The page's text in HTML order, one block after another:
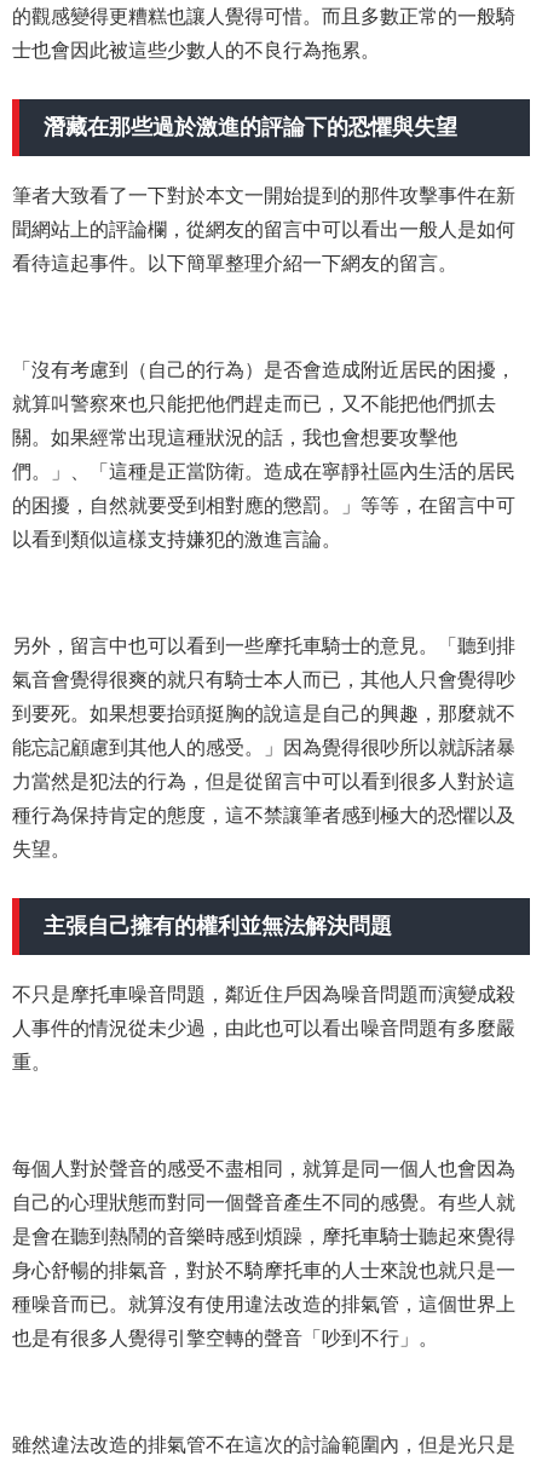
的觀感變得更糟糕也讓人覺得可惜。而且多數正常的一般騎
士也會因此被這些少數人的不良行為拖累。
潛藏在那些過於激進的評論下的恐懼與失望
筆者大致看了一下對於本文一開始提到的那件攻擊事件在新
聞網站上的評論欄，從網友的留言中可以看出一般人是如何
看待這起事件。以下簡單整理介紹一下網友的留言。
「沒有考慮到（自己的行為）是否會造成附近居民的困擾，
就算叫警察來也只能把他們趕走而已，又不能把他們抓去
關。如果經常出現這種狀況的話，我也會想要攻擊他
們。」、「這種是正當防衛。造成在寧靜社區內生活的居民
的困擾，自然就要受到相對應的懲罰。」等等，在留言中可
以看到類似這樣支持嫌犯的激進言論。
另外，留言中也可以看到一些摩托車騎士的意見。「聽到排
氣音會覺得很爽的就只有騎士本人而已，其他人只會覺得吵
到要死。如果想要抬頭挺胸的說這是自己的興趣，那麼就不
能忘記顧慮到其他人的感受。」因為覺得很吵所以就訴諸暴
力當然是犯法的行為，但是從留言中可以看到很多人對於這
種行為保持肯定的態度，這不禁讓筆者感到極大的恐懼以及
失望。
主張自己擁有的權利並無法解決問題
不只是摩托車噪音問題，鄰近住戶因為噪音問題而演變成殺
人事件的情況從未少過，由此也可以看出噪音問題有多麼嚴
重。
每個人對於聲音的感受不盡相同，就算是同一個人也會因為
自己的心理狀態而對同一個聲音產生不同的感覺。有些人就
是會在聽到熱鬧的音樂時感到煩躁，摩托車騎士聽起來覺得
身心舒暢的排氣音，對於不騎摩托車的人士來說也就只是一
種噪音而已。就算沒有使用違法改造的排氣管，這個世界上
也是有很多人覺得引擎空轉的聲音「吵到不行」。
雖然違法改造的排氣管不在這次的討論範圍內，但是光只是